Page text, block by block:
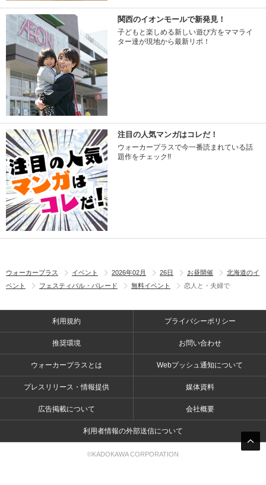
関西のイオンモールで新発見！
子どもと楽しめる新しい遊び方をママライ
ター達が現地から最新リポ！
注目の人気マンガはコレだ！
ウォーカープラスで今一番読まれている話
題作をチェック!!
ウォーカープラス イベント 2026年02月 26日 お昼開催
北海道のイ
ベント
フェスティバル・パレード 無料イベント 恋人と・夫婦で
利用規約 プライバシーポリシー
推奨環境 お問い合わせ
ウォーカープラスとは Webプッシュ通知について
プレスリリース・情報提供 媒体資料
広告掲載について 会社概要
利用者情報の外部送信について
©KADOKAWA CORPORATION